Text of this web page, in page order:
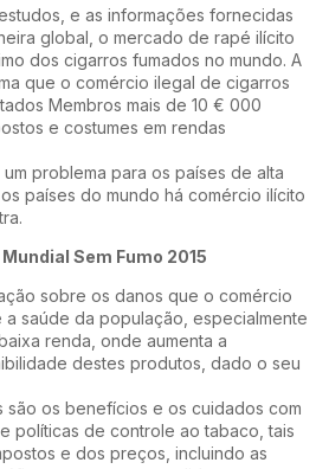
e as informações fornecidas
global, o mercado de rapé ilícito
dos cigarros fumados no mundo. A
que o comércio ilegal de cigarros
Membros mais de 10 € 000
e costumes em rendas
problema para os países de alta
países do mundo há comércio ilícito
Sem Fumo 2015
sobre os danos que o comércio
saúde da população, especialmente
renda, onde aumenta a
destes produtos, dado o seu
são os benefícios e os cuidados com
políticas de controle ao tabaco, tais
e dos preços, incluindo as